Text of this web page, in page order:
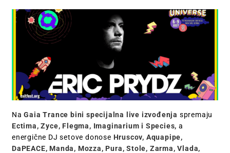
NaGaia Trance bini specijalna live izvođenja spremaju
Ectima, Zyce, Flegma, Imaginarium i Species,a
energične DJ setove donose Hruscov, Aquapipe,
DaPEACE, Manda, Mozza, Pura, Stole, Zarma, Vlada,